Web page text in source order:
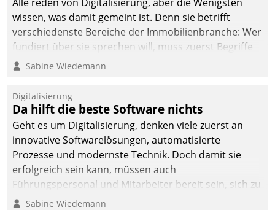
wissen, was damit gemeint ist. Denn sie betrifft
verschiedenste Bereiche der Immobilienbranche: Wer
fundiert über sie sprechen will, muss zuerst Begriffe
klären. Ein Aspekt ist die betriebliche Optimierung:
Einsparungen durch optimierte und automatisierte
Prozesse. Doch man darf nicht zu viel erwarten: Allein
mit der Einführung einer neuen Software ist es nicht
getan. Die Digitalisierung erfordert von Unternehmen
die Bereitschaft, sich zu überprüfen, zu hinterfragen
und zu verändern.
Sabine Wiedemann
Digitalisierung
Da hilft die beste Software nichts
Geht es um Digitalisierung, denken viele zuerst an
innovative Softwarelösungen, automatisierte
Prozesse und modernste Technik. Doch damit sie
erfolgreich sein kann, müssen auch
Führungspersonal und Mitarbeiter bereit sein, sich zu
verändern und anzupassen, sonst werden sie an ihr
Sabine Wiedemann